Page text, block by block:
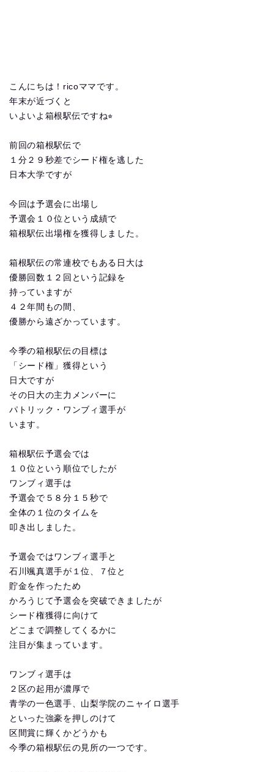
こんにちは！ricoママです。
年末が近づくと
いよいよ箱根駅伝ですね⭐︎
前回の箱根駅伝で
１分２９秒差でシード権を逃した
日本大学ですが
今回は予選会に出場し
予選会１０位という成績で
箱根駅伝出場権を獲得しました。
箱根駅伝の常連校でもある日大は
優勝回数１２回という記録を
持っていますが
４２年間もの間、
優勝から遠ざかっています。
今季の箱根駅伝の目標は
「シード権」獲得という
日大ですが
その日大の主力メンバーに
パトリック・ワンブィ選手が
います。
箱根駅伝予選会では
１０位という順位でしたが
ワンブィ選手は
予選会で５８分１５秒で
全体の１位のタイムを
叩き出しました。
予選会ではワンブィ選手と
石川颯真選手が１位、７位と
貯金を作ったため
かろうじて予選会を突破できましたが
シード権獲得に向けて
どこまで調整してくるかに
注目が集まっています。
ワンブィ選手は
２区の起用が濃厚で
青学の一色選手、山梨学院のニャイロ選手
といった強豪を押しのけて
区間賞に輝くかどうかも
今季の箱根駅伝の見所の一つです。